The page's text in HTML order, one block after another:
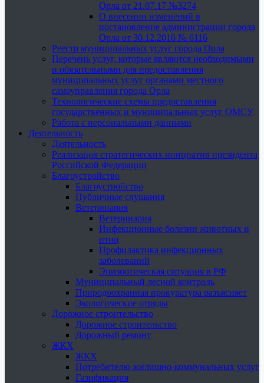
Орла от 21.07.17 №3274
О внесении изменений в
постановление администрации города
Орла от 30.12.2016 № 6116
Реестр муниципальных услуг города Орла
Перечень услуг, которые являются необходимыми
и обязательными для предоставления
муниципальных услуг органами местного
самоуправления города Орла
Технологические схемы предоставления
государственных и муниципальных услуг ОМСУ
Работа с персональными данными
Деятельность
Деятельность
Реализация стратегических инициатив президента
Российской Федерации
Благоустройство
Благоустройство
Публичные слушания
Ветеринария
Ветеринария
Инфекционные болезни животных и
птиц
Профилактика инфекционных
заболеваний
Эпизоотическая ситуация в РФ
Муниципальный лесной контроль
Природоохранная прокуратура разъясняет
Экологические отряды
Дорожное строительство
Дорожное строительство
Дорожный ремонт
ЖКХ
ЖКХ
Потребителю жилищно-коммунальных услуг
Газификация